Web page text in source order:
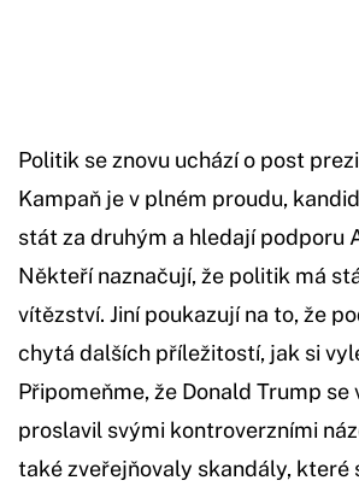
Politik se znovu uchází o post
Kampaň je v plném proudu,
stát za druhým a hledají podporu
Někteří naznačují, že politik má
vítězství. Jiní poukazují na to, že
chytá dalších příležitostí, jak si
Připomeňme, že Donald Trump
proslavil svými kontroverzními
také zveřejňovaly skandály, které